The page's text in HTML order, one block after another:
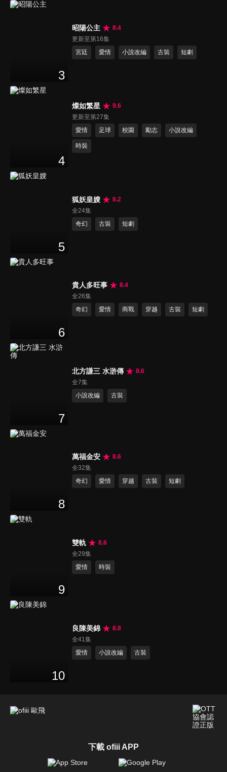
3
昭陽公主
8.4
更新至第16集
宮廷
愛情 小說改編 古裝 短劇
4
燦如繁星
9.6
更新至第27集
愛情
足球 校園 勵志 小說改編
時裝
5
狐妖皇嫂
8.2
全24集
奇幻
古裝 短劇
6
貴人多旺事
8.4
全26集
奇幻
愛情 商戰 穿越 古裝 短劇
7
北方謙三 水滸傳
8.6
全7集
小說改編
古裝
8
萬福金安
8.6
全32集
奇幻
愛情 穿越 古裝 短劇
9
雙軌
8.6
全29集
愛情
時裝
10
良陳美錦
8.8
全41集
愛情
小說改編 古裝
下載 ofiii APP